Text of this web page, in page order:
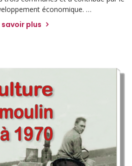
économique. …
savoir plus